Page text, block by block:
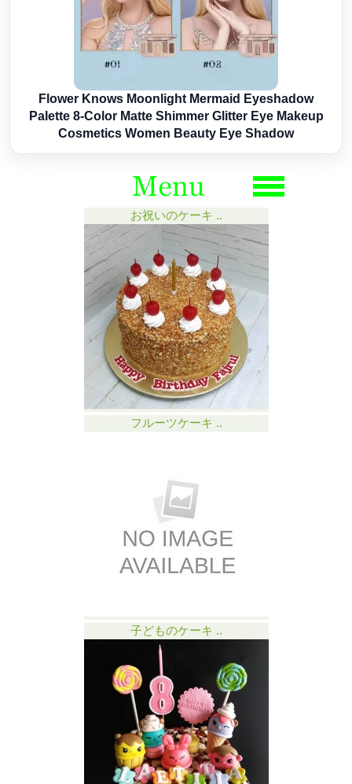
Flower Knows Moonlight Mermaid Eyeshadow
Palette 8-Color Matte Shimmer Glitter Eye Makeup
Cosmetics Women Beauty Eye Shadow
お祝いのケーキ ..
フルーツケーキ ..
子どものケーキ ..